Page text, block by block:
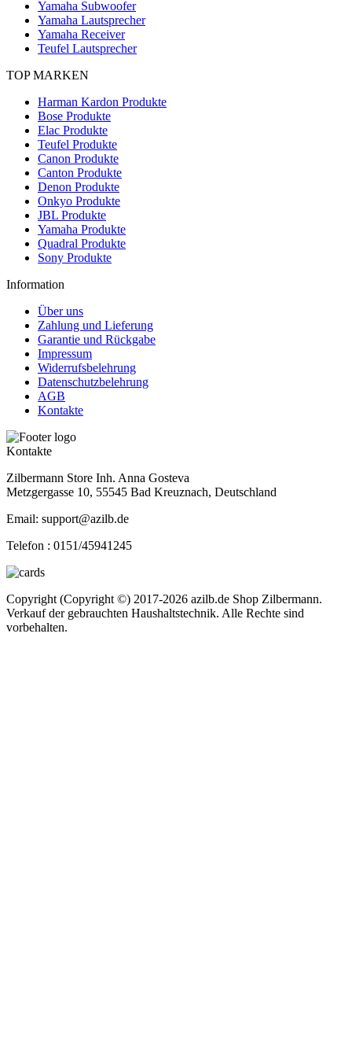
Yamaha Subwoofer
Yamaha Lautsprecher
Yamaha Receiver
Teufel Lautsprecher
TOP MARKEN
Harman Kardon Produkte
Bose Produkte
Elac Produkte
Teufel Produkte
Canon Produkte
Canton Produkte
Denon Produkte
Onkyo Produkte
JBL Produkte
Yamaha Produkte
Quadral Produkte
Sony Produkte
Information
Über uns
Zahlung und Lieferung
Garantie und Rückgabe
Impressum
Widerrufsbelehrung
Datenschutzbelehrung
AGB
Kontakte
Kontakte
Zilbermann Store Inh. Anna Gosteva
Metzgergasse 10, 55545 Bad Kreuznach, Deutschland
Email: support@azilb.de
Telefon : 0151/45941245
Copyright (Copyright ©) 2017-2026 azilb.de Shop Zilbermann.
Verkauf der gebrauchten Haushaltstechnik. Alle Rechte sind
vorbehalten.